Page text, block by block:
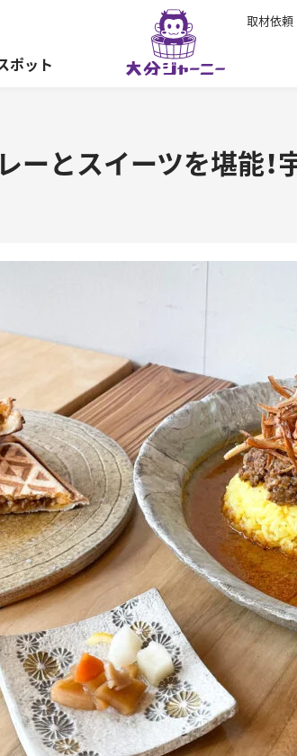
取材依頼
ポット 暮らし
とスイーツを堪能！